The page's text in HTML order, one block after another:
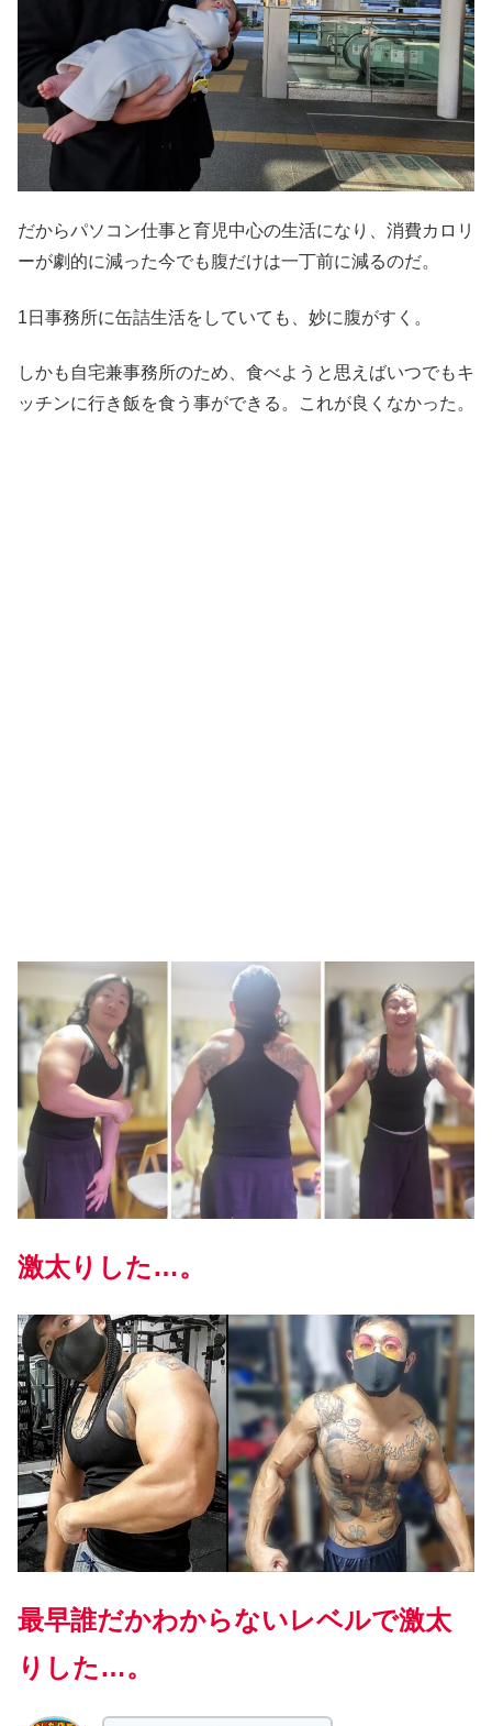
だからパソコン仕事と育児中心の生活になり、消費カロリ
ーが劇的に減った今でも腹だけは一丁前に減るのだ。
1日事務所に缶詰生活をしていても、妙に腹がすく。
しかも自宅兼事務所のため、食べようと思えばいつでもキ
ッチンに行き飯を食う事ができる。これが良くなかった。
激太りした…。
最早誰だかわからないレベルで激太
りした…。